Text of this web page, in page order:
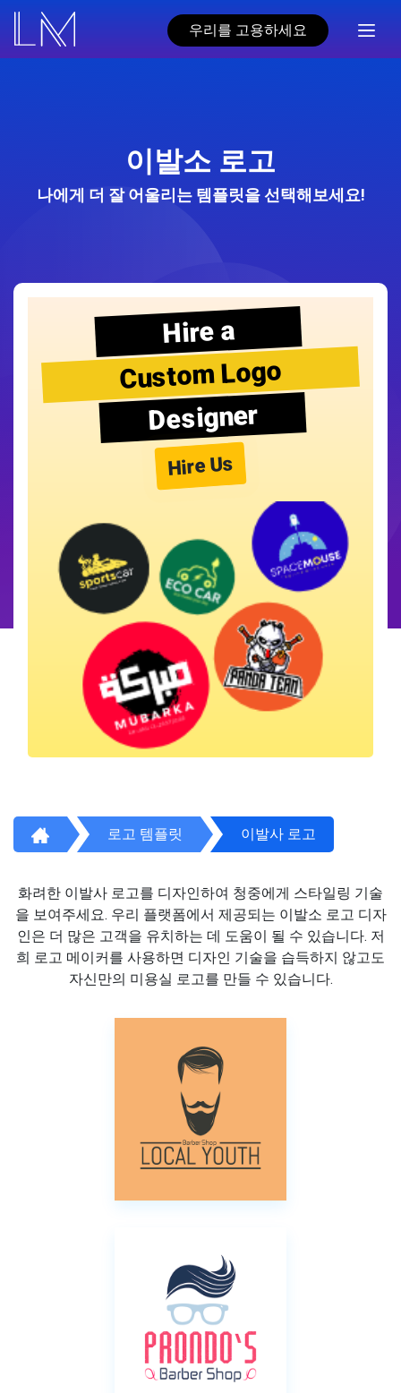
우리를 고용하세요
이발소 로고
나에게 더 잘 어울리는 템플릿을 선택해보세요!
Hire a
Custom Logo
Designer
Hire Us
로고 템플릿 이발사 로고
화려한 이발사 로고를 디자인하여 청중에게 스타일링 기술
을 보여주세요. 우리 플랫폼에서 제공되는 이발소 로고 디자
인은 더 많은 고객을 유치하는 데 도움이 될 수 있습니다. 저
희 로고 메이커를 사용하면 디자인 기술을 습득하지 않고도
자신만의 미용실 로고를 만들 수 있습니다.